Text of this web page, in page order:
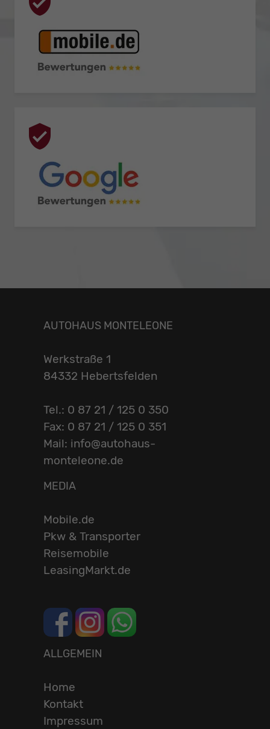
AUTOHAUS MONTELEONE
Werkstraße 1
84332 Hebertsfelden
Tel.: 0 87 21 / 125 0 350
Fax: 0 87 21 / 125 0 351
Mail: info@autohaus-
monteleone.de
MEDIA
Mobile.de
Pkw & Transporter
Reisemobile
LeasingMarkt.de
ALLGEMEIN
Home
Kontakt
Impressum